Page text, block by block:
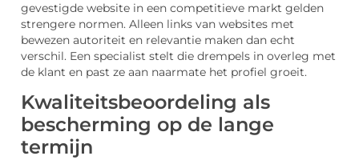
gevestigde website in een competitieve markt gelden
strengere normen. Alleen links van websites met
bewezen autoriteit en relevantie maken dan echt
verschil. Een specialist stelt die drempels in overleg met
de klant en past ze aan naarmate het profiel groeit.
Kwaliteitsbeoordeling als
bescherming op de lange
termijn